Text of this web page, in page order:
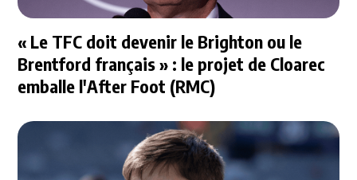
« Le TFC doit devenir le Brighton ou le
Brentford français » : le projet de Cloarec
emballe l'After Foot (RMC)